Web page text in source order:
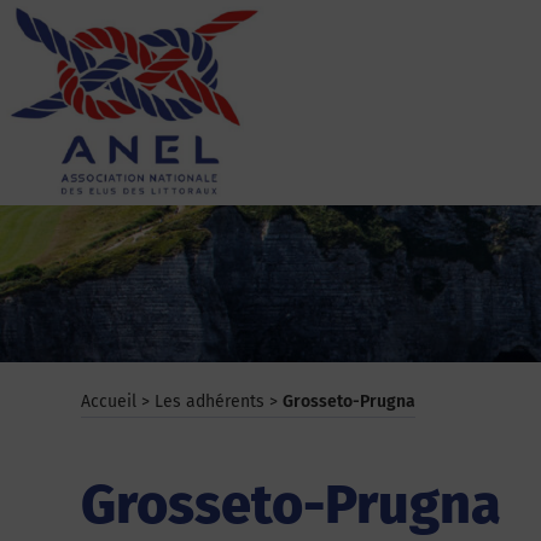
Aller
contenu
ANEL
Accueil > Les adhérents > Grosseto-Prugna
Grosseto-Prugna